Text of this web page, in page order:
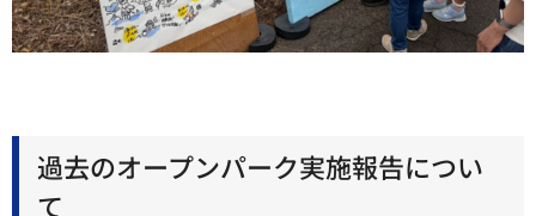
過去のオープンパーク実施報告につい
て